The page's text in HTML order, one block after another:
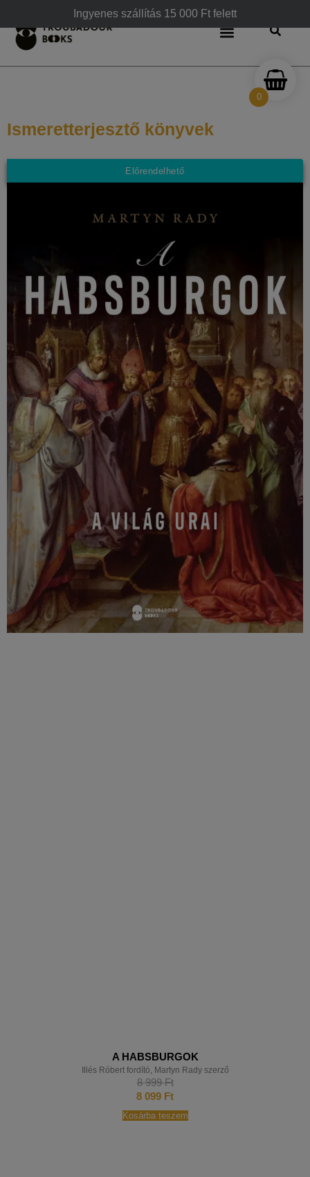
Ismeretterjesztő könyvek
Előrendelhető
A HABSBURGOK
Illés Róbert fordító Martyn Rady szerző
8 999Ft
8 099 Ft
Kosárba teszem
0
Ingyenes szállítás 15 000 Ft felett